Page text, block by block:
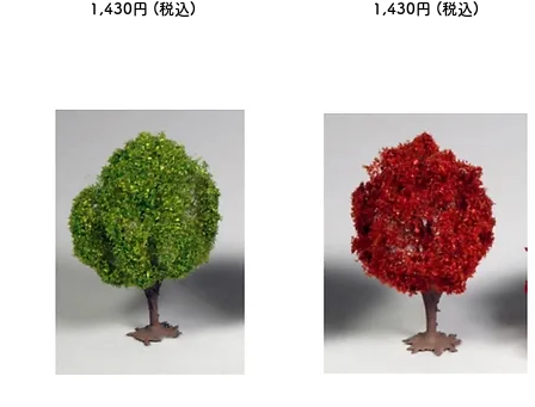
​1,430円 (税込) ​1,430円 (税込)